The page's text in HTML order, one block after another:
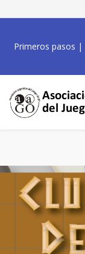
Primeros pasos |